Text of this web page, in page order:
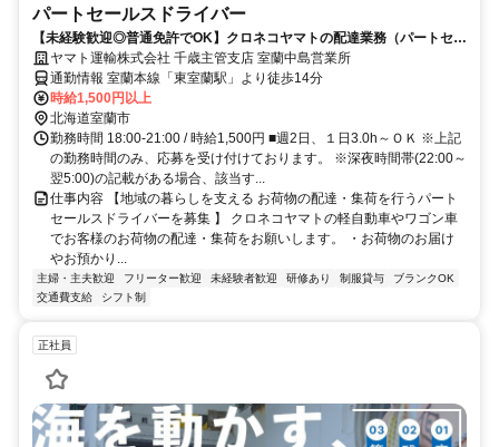
パートセールスドライバー
【未経験歓迎◎普通免許でOK】クロネコヤマトの配達業務（パートセー
ルスドライバー）
ヤマト運輸株式会社 千歳主管支店 室蘭中島営業所
通勤情報 室蘭本線「東室蘭駅」より徒歩14分
時給1,500円以上
北海道室蘭市
勤務時間 18:00-21:00 / 時給1,500円 ■週2日、１日3.0h～ＯＫ ※上記
の勤務時間のみ、応募を受け付けております。 ※深夜時間帯(22:00～
翌5:00)の記載がある場合、該当す...
仕事内容 【地域の暮らしを支える お荷物の配達・集荷を行うパート
セールスドライバーを募集 】 クロネコヤマトの軽自動車やワゴン車
でお客様のお荷物の配達・集荷をお願いします。 ・お荷物のお届け
やお預かり...
主婦・主夫歓迎 フリーター歓迎 未経験者歓迎 研修あり 制服貸与
ブランクOK
交通費支給
シフト制
正社員